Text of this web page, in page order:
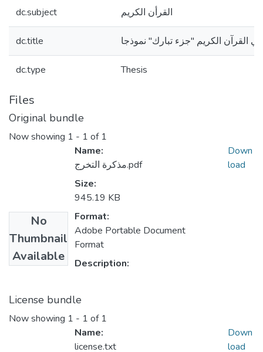
dc.subject القرأن الكريم
dc.title القرآن الكريم "جزء تبارك" نموذجا
dc.type Thesis
Files
Original bundle
Now showing 1 - 1 of 1
No
Thumbnail
Available
Name:
مذكرة التخرج.pdf
Size:
945.19 KB
Format:
Adobe Portable Document
Format
Description:
Down
load
License bundle
Now showing 1 - 1 of 1
Name:
license.txt
Down
load